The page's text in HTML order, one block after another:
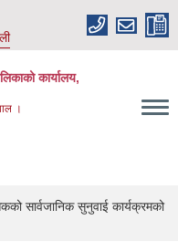
कार्यालय,
।
सार्वजानिक सुनुवाई कार्यक्रमको